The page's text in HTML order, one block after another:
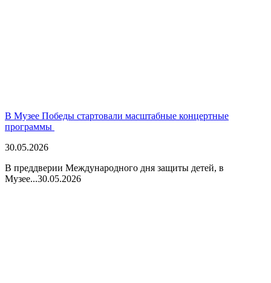
В Музее Победы стартовали масштабные концертные
программы
30.05.2026
В преддверии Международного дня защиты детей, в
Музее...30.05.2026